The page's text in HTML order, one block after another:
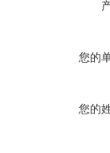
您的
您的